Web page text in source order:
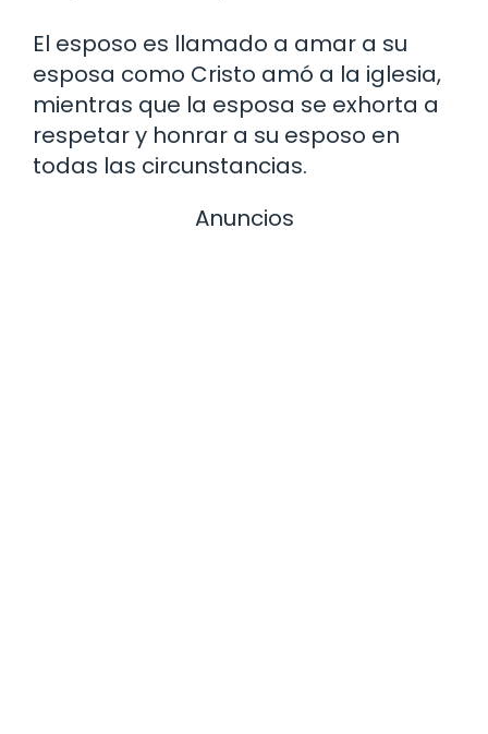
El esposo es llamado a amar a su
esposa como Cristo amó a la iglesia,
mientras que la esposa se exhorta a
respetar y honrar a su esposo en
todas las circunstancias.
Anuncios